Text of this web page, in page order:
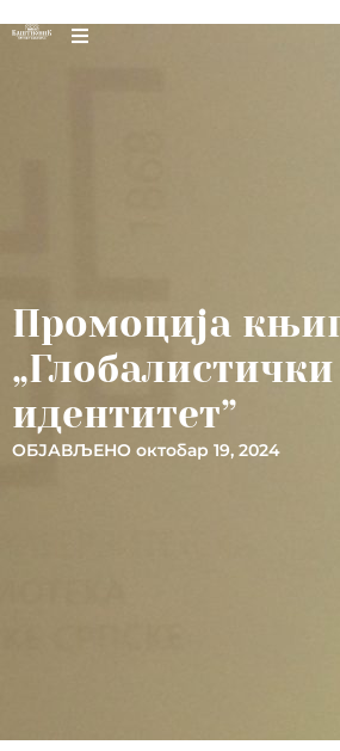
Промоција
идентитет”
ОБЈАВЉЕНО октобар 19, 2024